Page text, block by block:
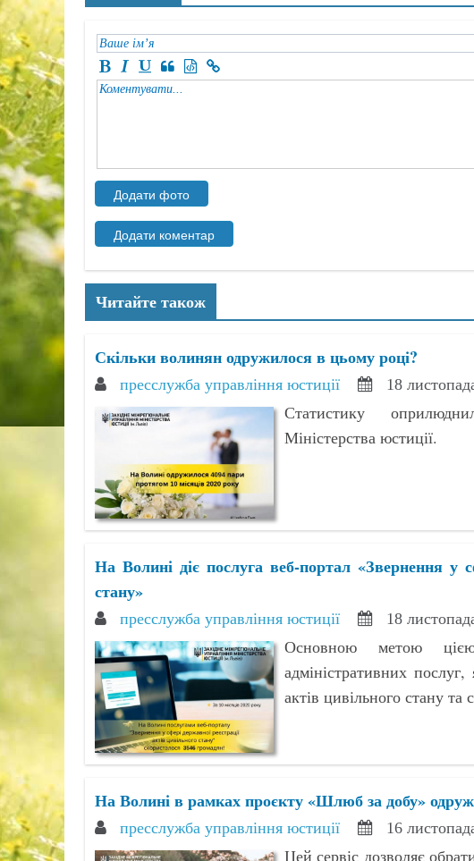
Читайте також
Скільки волинян одружилося в цьому році?
пресслужба управління юстиції 18
Статистику
Міністерства юстиції.
На Волині діє послуга веб-портал «Звернення у
стану»
пресслужба управління юстиції 18
Основною метою
адміністративних послуг,
актів цивільного стану
На Волині в рамках проєкту «Шлюб за добу»
пресслужба управління юстиції 16
Цей сервіс дозволяє